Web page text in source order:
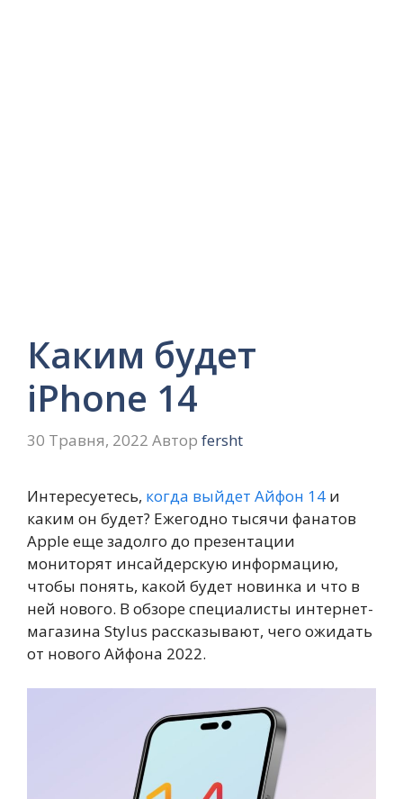
Каким будет
iPhone 14
30 Травня, 2022 Автор fersht
Интересуетесь, когда выйдет Айфон 14 и
каким он будет? Ежегодно тысячи фанатов
Apple еще задолго до презентации
мониторят инсайдерскую информацию,
чтобы понять, какой будет новинка и что в
ней нового. В обзоре специалисты интернет-
магазина Stylus рассказывают, чего ожидать
от нового Айфона 2022.